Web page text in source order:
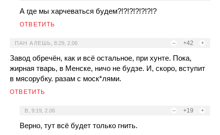
А где мы харчеваться будем?!?!?!?!?!?!?
ОТВЕТИТЬ
– +42 +
ПАН АЛЕШЬ 8:29, 2.06
Завод обречён, как и всё остальное, при хунте. Пока,
жирная тварь, в Менске, ничо не будзе. И, скоро, вступит
в мясорубку. разам с моск*лями.
ОТВЕТИТЬ
– +19 +
В ,9:19, 2.06
Верно, тут всё будет только гнить.